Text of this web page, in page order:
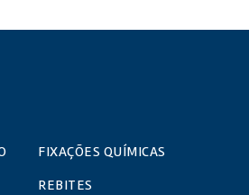
FIXAÇÕES QUÍMICAS
REBITES